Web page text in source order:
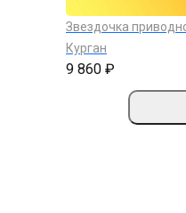
Звездочка
Курган
9 860 ₽